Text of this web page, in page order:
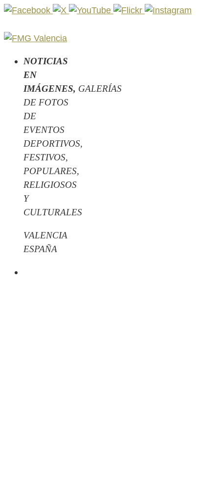
Ir
contenido
NOTICIAS
EN
IMÁGENES, GALERÍAS
DE FOTOS
DE
EVENTOS
DEPORTIVOS,
FESTIVOS,
POPULARES,
RELIGIOSOS
Y
CULTURALES
VALENCIA
ESPAÑA